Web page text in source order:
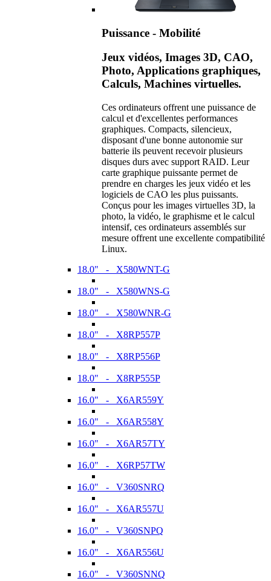
Puissance - Mobilité
Jeux vidéos, Images 3D, CAO,
Photo, Applications graphiques,
Calculs, Machines virtuelles.
Ces ordinateurs offrent une puissance de
calcul et d'excellentes performances
graphiques. Compacts, silencieux,
disposant d'une bonne autonomie sur
batterie ils peuvent recevoir plusieurs
disques durs avec support RAID. Leur
carte graphique puissante permet de
prendre en charges les jeux vidéo et les
logiciels de CAO les plus puissants.
Conçus pour les images virtuelles 3D, la
photo, la vidéo, le graphisme et le calcul
intensif, ces ordinateurs assemblés sur
mesure offrent une excellente compatibilité
Linux.
18.0" - X580WNT-G
18.0" - X580WNS-G
18.0" - X580WNR-G
18.0" - X8RP557P
18.0" - X8RP556P
18.0" - X8RP555P
16.0" - X6AR559Y
16.0" - X6AR558Y
16.0" - X6AR57TY
16.0" - X6RP57TW
16.0" - V360SNRQ
16.0" - X6AR557U
16.0" - V360SNPQ
16.0" - X6AR556U
16.0" - V360SNNQ